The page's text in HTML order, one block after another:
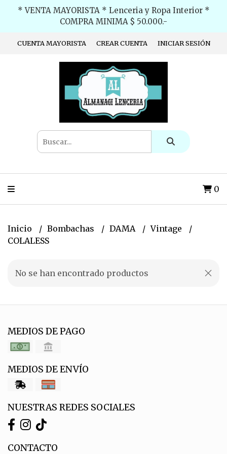
* VENTA MAYORISTA * Lenceria y Ropa Interior *
COMPRA MINIMA $ 50.000.-
CUENTA MAYORISTA CREAR CUENTA INICIAR SESIÓN
0
Inicio Bombachas DAMA
Vintage
COLALESS
No se han encontrado productos
MEDIOS DE PAGO
MEDIOS DE ENVÍO
NUESTRAS REDES SOCIALES
CONTACTO